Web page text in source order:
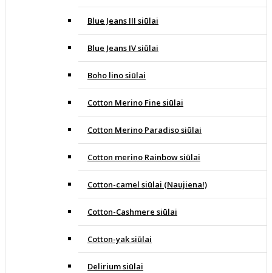
Blue Jeans III siūlai
Blue Jeans IV siūlai
Boho lino siūlai
Cotton Merino Fine siūlai
Cotton Merino Paradiso siūlai
Cotton merino Rainbow siūlai
Cotton-camel siūlai (Naujiena!)
Cotton-Cashmere siūlai
Cotton-yak siūlai
Delirium siūlai